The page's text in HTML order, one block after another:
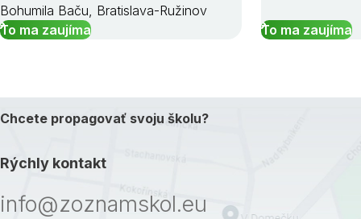
Bohumila Baču, Bratislava-Ružinov
To ma zaujíma
To ma zaujíma
Chcete propagovať svoju školu?
Rýchly kontakt
info@zoznamskol.eu